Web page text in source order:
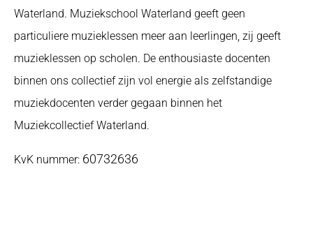
Waterland. Muziekschool Waterland geeft geen
particuliere muzieklessen meer aan leerlingen, zij geeft
muzieklessen op scholen. De enthousiaste docenten
binnen ons collectief zijn vol energie als zelfstandige
muziekdocenten verder gegaan binnen het
Muziekcollectief Waterland.
KvK nummer: 60732636